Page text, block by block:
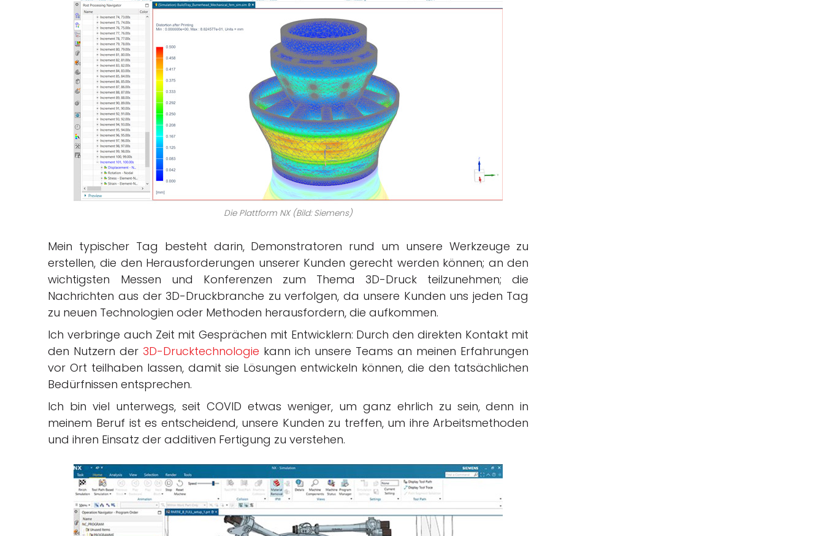
Die Plattform NX (Bild: Siemens)
Mein typischer Tag besteht darin, Demonstratoren rund um unsere Werkzeuge zu
erstellen, die den Herausforderungen unserer Kunden gerecht werden können; an den
wichtigsten Messen und Konferenzen zum Thema 3D-Druck teilzunehmen; die
Nachrichten aus der 3D-Druckbranche zu verfolgen, da unsere Kunden uns jeden Tag
zu neuen Technologien oder Methoden herausfordern, die aufkommen.
Ich verbringe auch Zeit mit Gesprächen mit Entwicklern: Durch den direkten Kontakt mit
den Nutzern der 3D-Drucktechnologie kann ich unsere Teams an meinen Erfahrungen
vor Ort teilhaben lassen, damit sie Lösungen entwickeln können, die den tatsächlichen
Bedürfnissen entsprechen.
Ich bin viel unterwegs, seit COVID etwas weniger, um ganz ehrlich zu sein, denn in
meinem Beruf ist es entscheidend, unsere Kunden zu treffen, um ihre Arbeitsmethoden
und ihren Einsatz der additiven Fertigung zu verstehen.